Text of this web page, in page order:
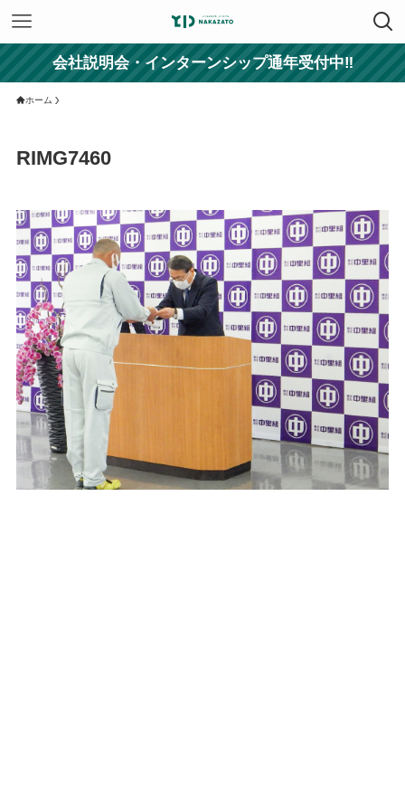
会社説明会・インターンシップ通年受付中‼
ホーム
RIMG7460